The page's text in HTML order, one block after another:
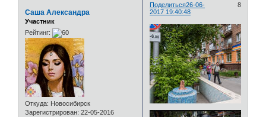
Поделиться 8
26-06-
2017 19:40:48
Саша Александра
Участник
Рейтинг:
Откуда: Новосибирск
Зарегистрирован: 22-05-2016